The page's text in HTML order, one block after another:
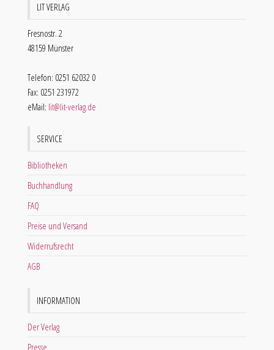
LIT VERLAG
Fresnostr. 2
48159 Münster
Telefon: 0251 62032 0
Fax: 0251 231972
eMail: lit@lit-verlag.de
SERVICE
Bibliotheken
Buchhandlung
FAQ
Preise und Versand
Widerrufsrecht
AGB
INFORMATION
Der Verlag
Presse